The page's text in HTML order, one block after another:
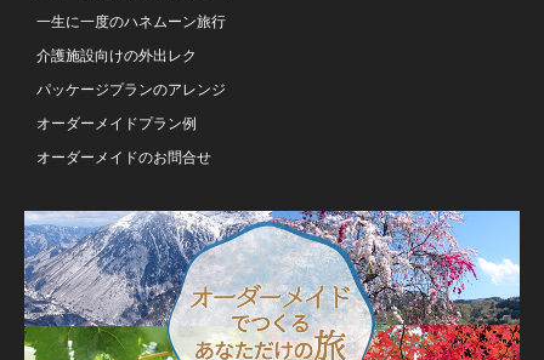
一生に一度のハネムーン旅行
介護施設向けの外出レク
パッケージプランのアレンジ
オーダーメイドプラン例
オーダーメイドのお問合せ